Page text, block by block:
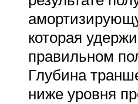
которая
правильном
Глубина
ниже уровня